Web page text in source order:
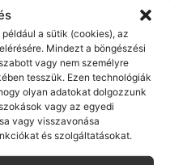
a sütik (cookies), az
Mindezt a böngészési
vagy nem személyre
tesszük. Ezen technológiák
olyan adatokat dolgozzunk
vagy az egyedi
vagy visszavonása
és szolgáltatásokat.
szereplői vagyunk.
ha kérdésed van, élő
is megtalálsz